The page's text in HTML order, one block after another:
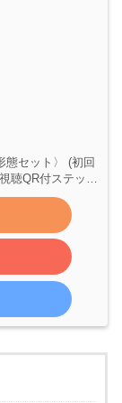
態セット〉 (初回
聴QR付ステッカ